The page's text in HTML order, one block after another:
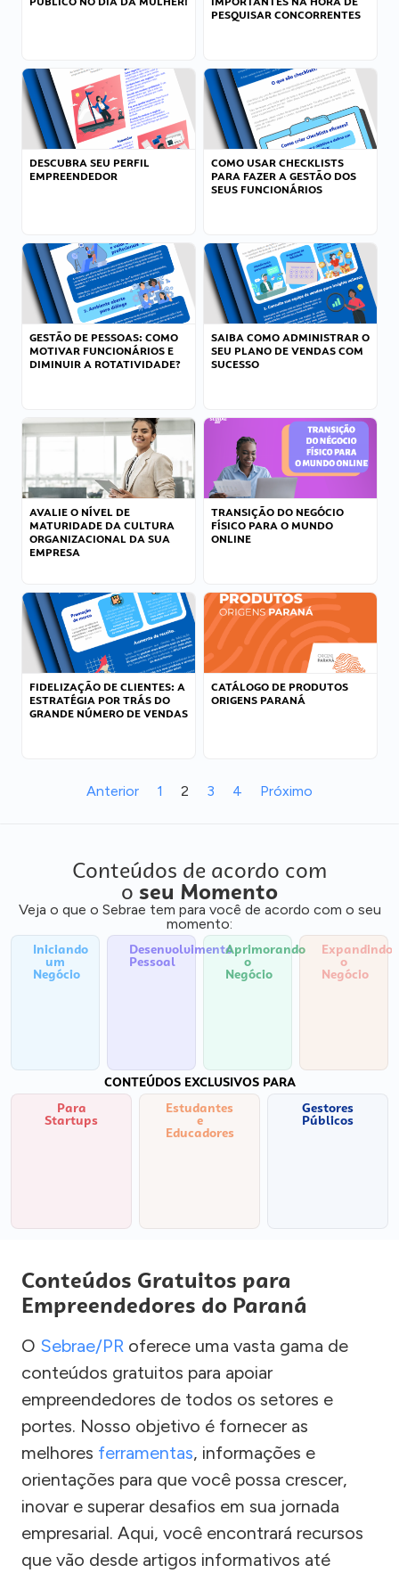
PESQUISAR CONCORRENTES
DESCUBRA SEU PERFIL
EMPREENDEDOR
COMO USAR CHECKLISTS
PARA FAZER A GESTÃO DOS
SEUS FUNCIONÁRIOS
GESTÃO DE PESSOAS: COMO
MOTIVAR FUNCIONÁRIOS E
DIMINUIR A ROTATIVIDADE?
SAIBA COMO ADMINISTRAR O
SEU PLANO DE VENDAS COM
SUCESSO
AVALIE O NÍVEL DE
MATURIDADE DA CULTURA
ORGANIZACIONAL DA SUA
EMPRESA
TRANSIÇÃO DO NEGÓCIO
FÍSICO PARA O MUNDO
ONLINE
FIDELIZAÇÃO DE CLIENTES: A
ESTRATÉGIA POR TRÁS DO
GRANDE NÚMERO DE VENDAS
CATÁLOGO DE PRODUTOS
ORIGENS PARANÁ
Anterior 1 2 3 4 Próximo
Conteúdos de acordo com
o seu Momento
Veja o que o Sebrae tem para você de acordo com o seu
momento:
Iniciando
um
Negócio
Desenvolvimento
Pessoal
Aprimorando
o
Negócio
Expandindo
o
Negócio
CONTEÚDOS EXCLUSIVOS PARA
Para
Startups
Estudantes
e
Educadores
Gestores
Públicos
Conteúdos Gratuitos para
Empreendedores do Paraná
O Sebrae/PR oferece uma vasta gama de
conteúdos gratuitos para apoiar
empreendedores de todos os setores e
portes. Nosso objetivo é fornecer as
melhores ferramentas, informações e
orientações para que você possa crescer,
inovar e superar desafios em sua jornada
empresarial. Aqui, você encontrará recursos
que vão desde artigos informativos até